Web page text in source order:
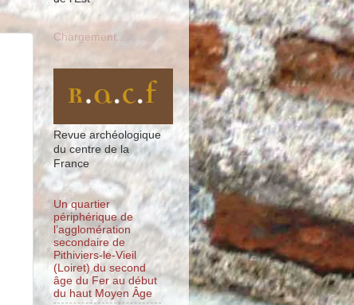
Chargement...
Revue archéologique
du centre de la
France
Un quartier
périphérique de
l’agglomération
secondaire de
Pithiviers-le-Vieil
(Loiret) du second
âge du Fer au début
du haut Moyen Âge